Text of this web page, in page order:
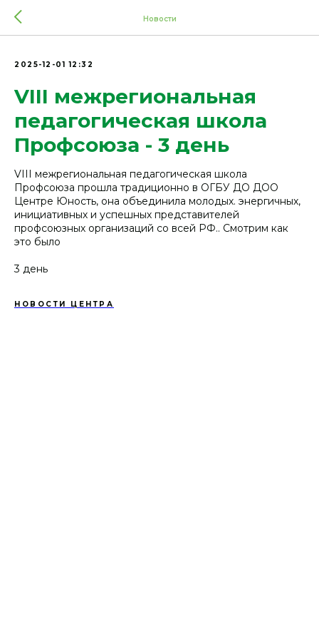
Новости
2025-12-01 12:32
VIII межрегиональная
педагогическая школа
Профсоюза - 3 день
VIII межрегиональная педагогическая школа
Профсоюза прошла традиционно в ОГБУ ДО ДОО
Центре Юность, она объединила молодых. энергичных,
инициативных и успешных представителей
профсоюзных организаций со всей РФ.. Смотрим как
это было
3 день
НОВОСТИ ЦЕНТРА